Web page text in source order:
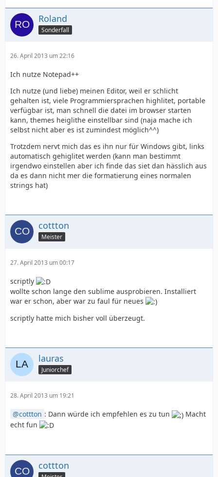
Roland
Sonderfall
26. April 2013 um 22:16
Ich nutze Notepad++
Ich nutze (und liebe) meinen Editor, weil er schlicht
gehalten ist, viele Programmiersprachen highlitet, portable
verfügbar ist, man schnell die datei im browser starten
kann, themes heiglithe einstellbar sind (naja mache ich
selbst nicht aber es ist zumindest möglich^^)
Trotzdem nervt mich das es ihn nur für Windows gibt, links
automatisch gehiglitet werden (kann man bestimmt
irgendwo einstellen aber ich finde das siet dan hässlich aus
da es dann nicht mer die formatierung eines normalen
strings hat)
cottton
Meister
27. April 2013 um 00:17
scriptly
wollte schon lange den sublime ausprobieren. Installiert
war er schon, aber war zu faul für neues
scriptly hatte mich bisher voll überzeugt.
lauras
Juniorchef
28. April 2013 um 19:21
cottton : Dann würde ich empfehlen es zu tun
Macht
echt fun
cottton